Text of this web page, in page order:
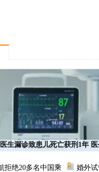
生漏诊致患儿死亡获刑1年 医
拒绝20多名中国乘
婚外